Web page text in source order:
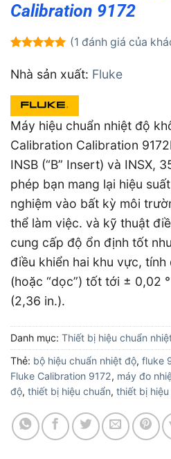
Calibration 9172
dựa trên
đánh giá
(1 đánh giá của
Nhà sản xuất: Fluke
Máy hiệu chuẩn nhiệt độ
Calibration Calibration
INSB (“B” Insert) và INSX,
phép bạn mang lại hiệu
nghiệm vào bất kỳ môi
thể làm việc. và kỹ thuật
cung cấp độ ổn định tốt
điều khiển hai khu vực,
(hoặc “dọc”) tốt tới ± 0,02
(2,36 in.).
Danh mục: Thiết bị hiệu chuẩn
Thẻ: bộ hiệu chuẩn nhiệt độ, fluke
Fluke Calibration 9172, máy đo
độ, thiết bị hiệu chuẩn, thiết bị